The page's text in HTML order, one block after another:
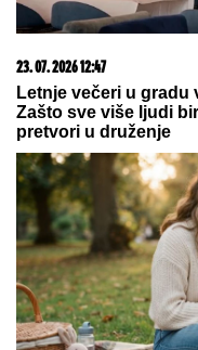
23. 07. 2026 12:47
Letnje večeri u gradu
Zašto sve više ljudi
pretvori u druženje